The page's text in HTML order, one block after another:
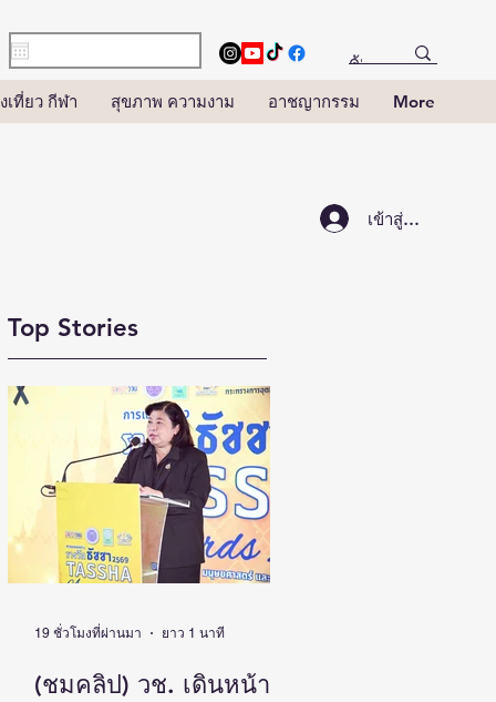
เที่ยว กีฬา สุขภาพ ความงาม อาชญากรรม More
เข้าสู่ระบบ
Top Stories
(ชมคลิป) วช. เดินหน้า
19 ชั่วโมงที่ผ่านมา ยาว 1 นาที